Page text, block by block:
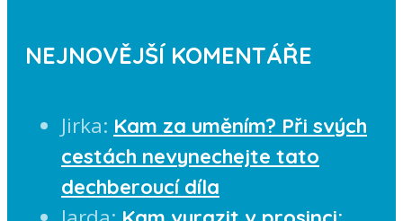
NEJNOVĚJŠÍ KOMENTÁŘE
Jirka: Kam za uměním? Při svých
cestách nevynechejte tato
dechberoucí díla